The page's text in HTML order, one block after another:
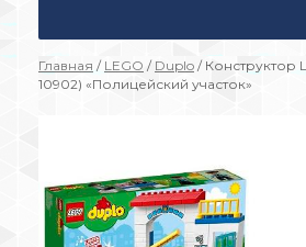
Главная / LEGO / Duplo / Конструктор
10902) «Полицейский участок»